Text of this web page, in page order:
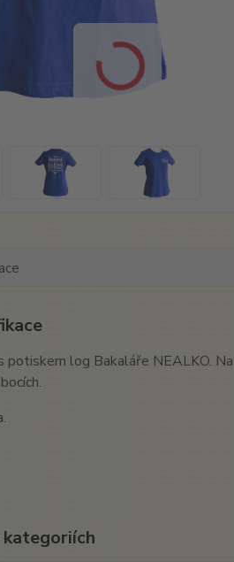
potiskem log Bakaláře NEALKO.
kategoriích